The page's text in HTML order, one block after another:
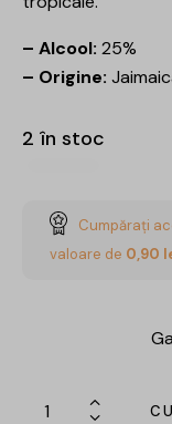
– Alcool: 25%
– Origine:
2 în stoc
Cumpărați
valoare de 0,90